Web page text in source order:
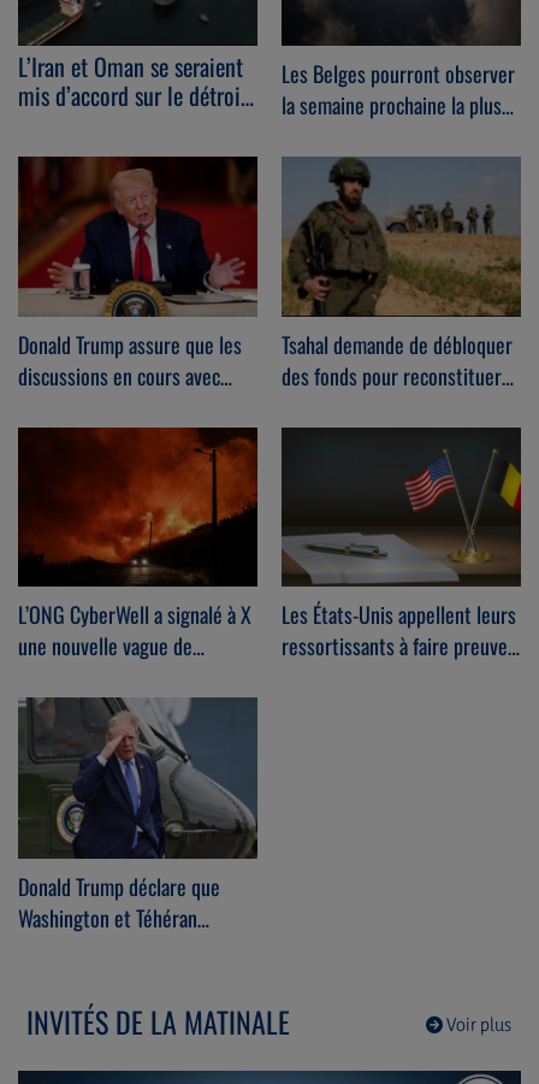
L’Iran et Oman se seraient
mis d’accord sur le détroit
Les Belges pourront observer
la semaine prochaine la plus
ces 27 dernières années.
Donald Trump assure que les
discussions en cours avec
».
Tsahal demande de débloquer
des fonds pour reconstituer
d’équipements de l’armée.
L’ONG CyberWell a signalé à X
une nouvelle vague de
antisémites.
Les États-Unis appellent leurs
ressortissants à faire preuve
Donald Trump déclare que
Washington et Téhéran
Voir plus
INVITÉS DE LA MATINALE